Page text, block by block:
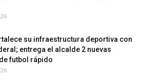
su infraestructura deportiva con
entrega el alcalde 2 nuevas
futbol rápido